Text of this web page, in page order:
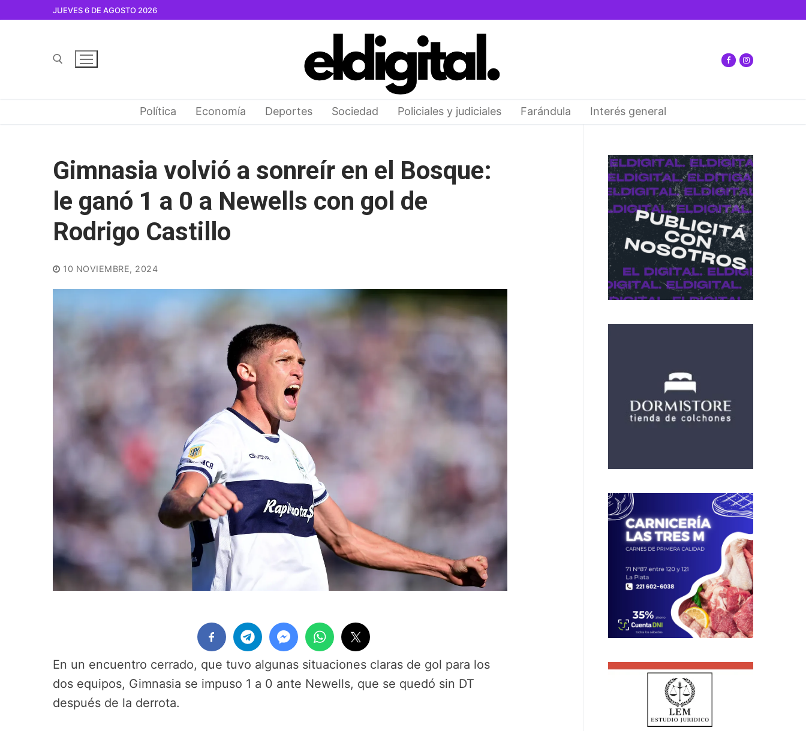
JUEVES 6 DE AGOSTO 2026
Política Economía Deportes Sociedad Policiales y judiciales Farándula Interés general
Gimnasia volvió a sonreír en el Bosque:
le ganó 1 a 0 a Newells con gol de
Rodrigo Castillo
10 NOVIEMBRE, 2024
En un encuentro cerrado, que tuvo algunas situaciones claras de gol para los
dos equipos, Gimnasia se impuso 1 a 0 ante Newells, que se quedó sin DT
después de la derrota.